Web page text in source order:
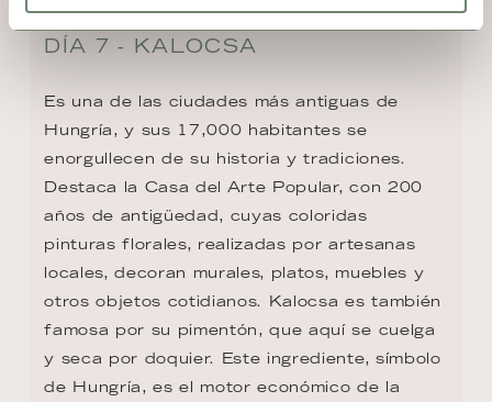
DÍA 7 - KALOCSA
Es una de las ciudades más antiguas de
Hungría, y sus 17,000 habitantes se
enorgullecen de su historia y tradiciones.
Destaca la Casa del Arte Popular, con 200
años de antigüedad, cuyas coloridas
pinturas florales, realizadas por artesanas
locales, decoran murales, platos, muebles y
otros objetos cotidianos. Kalocsa es también
famosa por su pimentón, que aquí se cuelga
y seca por doquier. Este ingrediente, símbolo
de Hungría, es el motor económico de la